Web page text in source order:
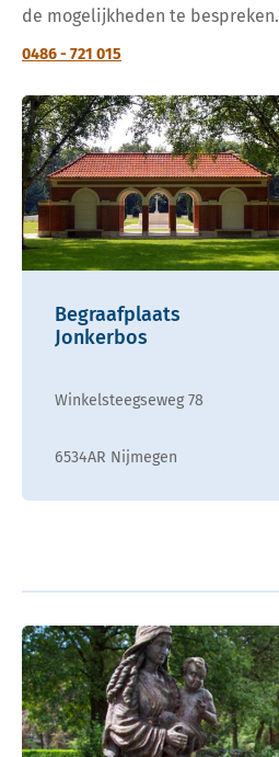
de mogelijkheden te bespreken.
0486 - 721 015
Begraafplaats
Jonkerbos
Winkelsteegseweg 78
6534AR Nijmegen